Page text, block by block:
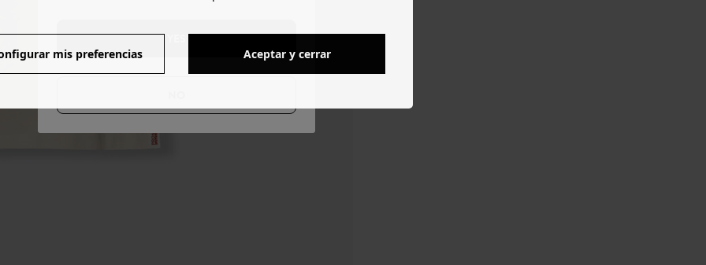
mis preferencias Aceptar y cerrar